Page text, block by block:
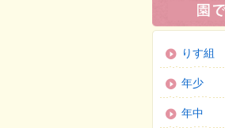
りす組
年少
年中